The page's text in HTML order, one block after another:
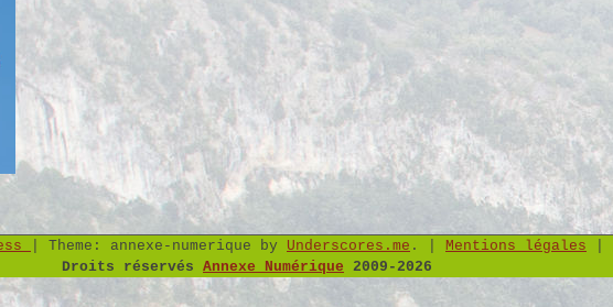
Theme: annexe-numerique by Underscores.me . Mentions légales
Droits réservés Annexe Numérique 2009-2026